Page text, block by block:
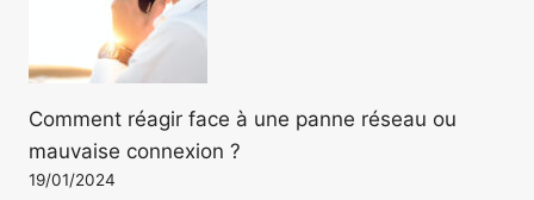
Comment réagir face à une panne réseau ou
mauvaise connexion ?
19/01/2024